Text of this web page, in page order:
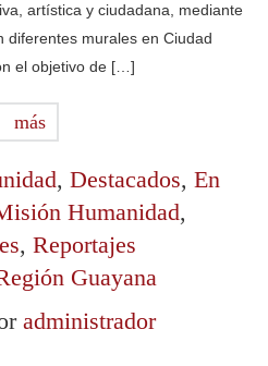
artística y ciudadana, mediante
diferentes murales en Ciudad
el objetivo de […]
más
, Destacados, En
Humanidad,
, Reportajes
Guayana
administrador